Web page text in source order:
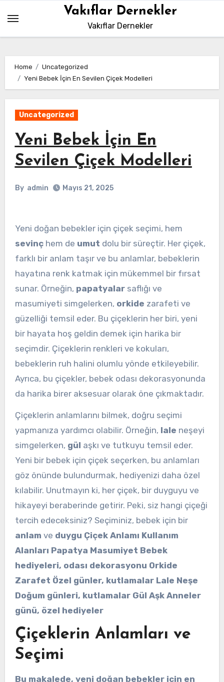
content
Vakıflar Dernekler
Vakıflar Dernekler
Home
Uncategorized
Yeni Bebek İçin En Sevilen Çiçek Modelleri
Uncategorized
Yeni Bebek İçin En
Sevilen Çiçek Modelleri
By admin Mayıs 21, 2025
Yeni doğan bebekler için çiçek seçimi, hem
sevinçhem de umut dolu bir süreçtir. Her çiçek,
farklı bir anlam taşır ve bu anlamlar, bebeklerin
hayatına renk katmak için mükemmel bir fırsat
sunar. Örneğin, papatyalarsaflığı ve
masumiyeti simgelerken, orkide zarafeti ve
güzelliği temsil eder. Bu çiçeklerin her biri, yeni
bir hayata hoş geldin demek için harika bir
seçimdir. Çiçeklerin renkleri ve kokuları,
bebeklerin ruh halini olumlu yönde etkileyebilir.
Ayrıca, bu çiçekler, bebek odası dekorasyonunda
da harika birer aksesuar olarak öne çıkmaktadır.
Çiçeklerin anlamlarını bilmek, doğru seçimi
yapmanıza yardımcı olabilir. Örneğin, lale neşeyi
simgelerken, gül aşkı ve tutkuyu temsil eder.
Yeni bir bebek için çiçek seçerken, bu anlamları
göz önünde bulundurmak, hediyenizi daha özel
kılabilir. Unutmayın ki, her çiçek, bir duyguyu ve
hikayeyi beraberinde getirir. Peki, siz hangi çiçeği
tercih edeceksiniz? Seçiminiz, bebek için bir
anlam ve duygu Çiçek Anlamı Kullanım
Alanları Papatya Masumiyet Bebek
hediyeleri, odası dekorasyonu Orkide
Zarafet Özel günler, kutlamalar Lale Neşe
Doğum günleri, kutlamalar Gül Aşk Anneler
günü, özel hediyeler
Çiçeklerin Anlamları ve
Seçimi
Bu makalede, yeni doğan bebekler için en